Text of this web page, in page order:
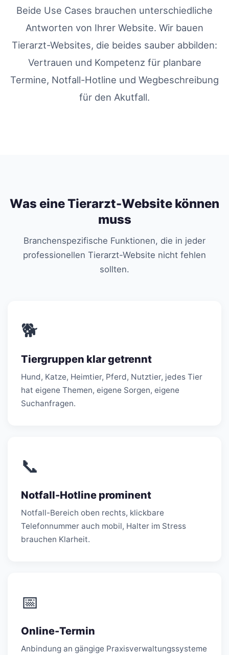
Beide Use Cases brauchen unterschiedliche
Antworten von Ihrer Website. Wir bauen
Tierarzt-Websites, die beides sauber abbilden:
Vertrauen und Kompetenz für planbare
Termine, Notfall-Hotline und Wegbeschreibung
für den Akutfall.
Was eine Tierarzt-Website können
muss
Branchenspezifische Funktionen, die in jeder
professionellen Tierarzt-Website nicht fehlen
sollten.
🐕
Tiergruppen klar getrennt
Hund, Katze, Heimtier, Pferd, Nutztier, jedes Tier
hat eigene Themen, eigene Sorgen, eigene
Suchanfragen.
📞
Notfall-Hotline prominent
Notfall-Bereich oben rechts, klickbare
Telefonnummer auch mobil, Halter im Stress
brauchen Klarheit.
📅
Online-Termin
Anbindung an gängige Praxisverwaltungssysteme